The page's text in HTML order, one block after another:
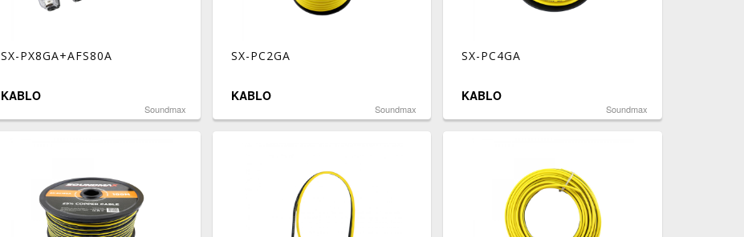
SX-PX8GA+AFS80A
KABLO
Soundmax
SX-PC2GA
KABLO
Soundmax
SX-PC4GA
KABLO
Soundmax